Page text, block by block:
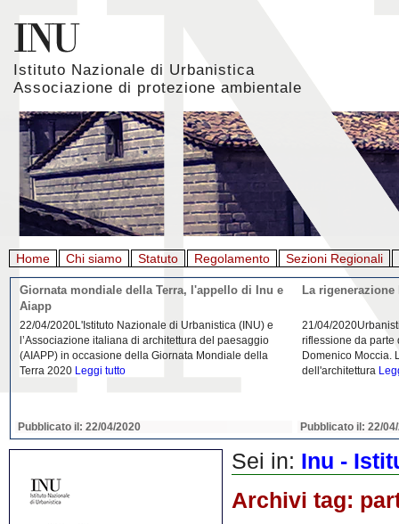
Istituto Nazionale di Urbanistica
Associazione di protezione ambientale
Home Chi siamo Statuto Regolamento Sezioni Regionali
Giornata mondiale della Terra, l'appello di Inu e
Aiapp
22/04/2020L'Istituto Nazionale di Urbanistica (INU) e
l’Associazione italiana di architettura del paesaggio
(AIAPP) in occasione della Giornata Mondiale della
Terra 2020 Leggi tutto
Pubblicato il: 22/04/2020
La
21/04/
riflessione da parte
Domenico Moccia.
dell'architettura
Pubblicato il: 22/
Sei in: Inu -
Archivi tag: